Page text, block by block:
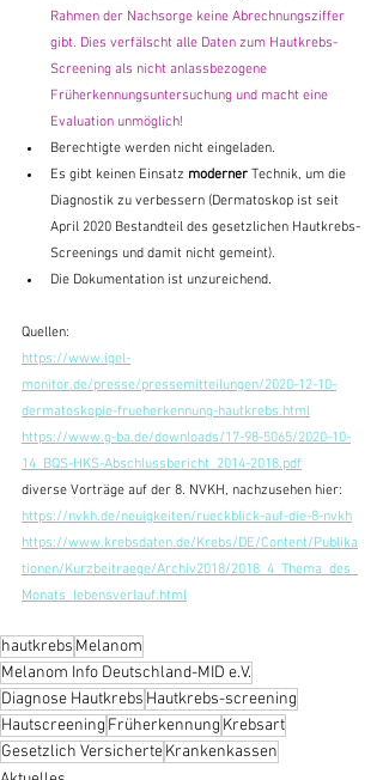
Rahmen der Nachsorge keine Abrechnungsziffer
gibt. Dies verfälscht alle Daten zum Hautkrebs-
Screening als nicht anlassbezogene
Früherkennungsuntersuchung und macht eine
Evaluation unmöglich!
Berechtigte werden nicht eingeladen.
Es gibt keinen Einsatz moderner Technik, um die
Diagnostik zu verbessern (Dermatoskop ist seit
April 2020 Bestandteil des gesetzlichen Hautkrebs-
Screenings und damit nicht gemeint).
Die Dokumentation ist unzureichend.
Quellen:
https://www.igel-
monitor.de/presse/pressemitteilungen/2020-12-10-
dermatoskopie-frueherkennung-hautkrebs.html
https://www.g-ba.de/downloads/17-98-5065/2020-10-
14_BQS-HKS-Abschlussbericht_2014-2018.pdf
diverse Vorträge auf der 8. NVKH, nachzusehen hier:
https://nvkh.de/neuigkeiten/rueckblick-auf-die-8-nvkh
https://www.krebsdaten.de/Krebs/DE/Content/Publika
tionen/Kurzbeitraege/Archiv2018/2018_4_Thema_des_
Monats_lebensverlauf.html
hautkrebs Melanom
Melanom Info Deutschland-MID e.V.
Diagnose Hautkrebs Hautkrebs-screening
Hautscreening Früherkennung Krebsart
Gesetzlich VersicherteKrankenkassen